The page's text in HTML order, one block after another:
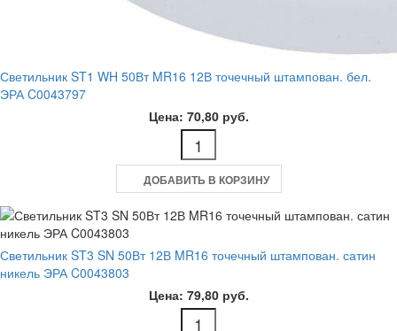
Светильник ST1 WH 50Вт MR16 12В точечный штампован. бел.
ЭРА C0043797
Цена: 70,80 руб.
ДОБАВИТЬ В КОРЗИНУ
Светильник ST3 SN 50Вт 12В MR16 точечный штампован. сатин
никель ЭРА C0043803
Цена: 79,80 руб.